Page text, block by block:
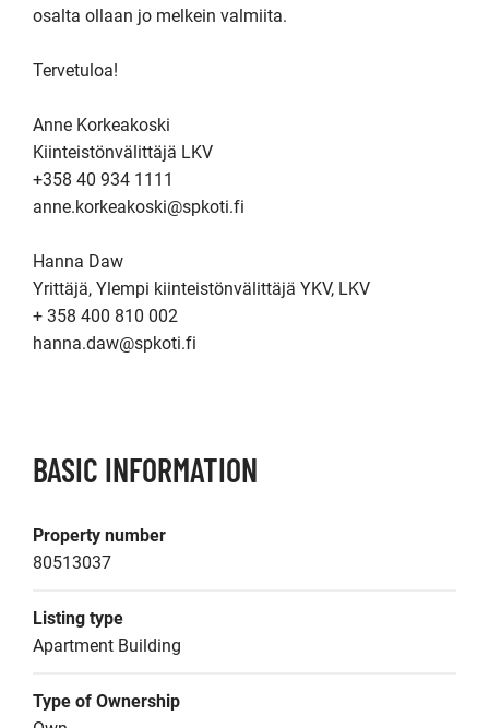
osalta ollaan jo melkein valmiita.
Tervetuloa!
Anne Korkeakoski
Kiinteistönvälittäjä LKV
+358 40 934 1111
anne.korkeakoski@spkoti.fi
Hanna Daw
Yrittäjä, Ylempi kiinteistönvälittäjä YKV, LKV
+ 358 400 810 002
hanna.daw@spkoti.fi
BASIC INFORMATION
Property number
80513037
Listing type
Apartment Building
Type of Ownership